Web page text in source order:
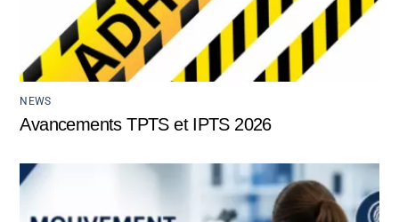
NEWS
Avancements TPTS et IPTS 2026